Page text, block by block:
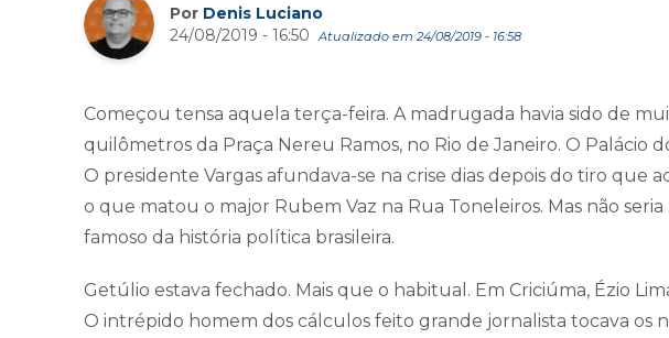
Por Denis Luciano
24/08/2019 - 16:50
Atualizado em 24/08/2019 - 16:58
Começou tensa aquela terça-feira. A madrugada havia sido de
quilômetros da Praça Nereu Ramos, no Rio de Janeiro. O Palácio
O presidente Vargas afundava-se na crise dias depois do tiro que
o que matou o major Rubem Vaz na Rua Toneleiros. Mas não
famoso da história política brasileira.
Getúlio estava fechado. Mais que o habitual. Em Criciúma, Ézio
O intrépido homem dos cálculos feito grande jornalista tocava os